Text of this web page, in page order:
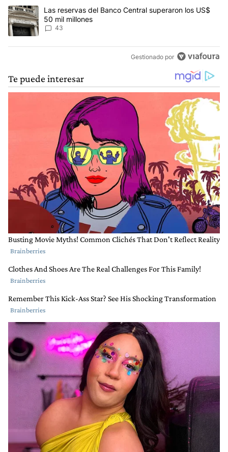
Un artículo de tendencia con el título "Las reservas del Banco
Las reservas del Banco Central superaron los US$
50 mil millones
43
Gestionado por